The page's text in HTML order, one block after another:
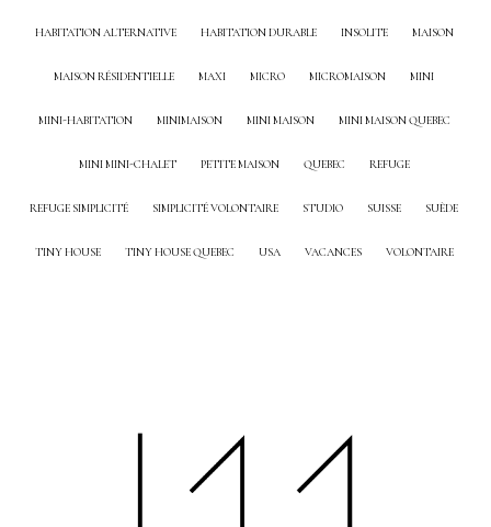
HABITATION ALTERNATIVE HABITATION DURABLE INSOLITE MAISON
MAISON RÉSIDENTIELLE MAXI MICRO MICROMAISON MINI
MINI-HABITATION MINIMAISON MINI MAISON MINI MAISON QUEBEC
MINI MINI-CHALET PETITE MAISON QUEBEC REFUGE
REFUGE SIMPLICITÉ SIMPLICITÉ VOLONTAIRE STUDIO SUISSE SUÈDE
TINY HOUSE TINY HOUSE QUEBEC USA VACANCES VOLONTAIRE